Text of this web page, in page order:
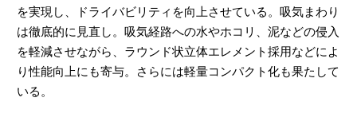
を実現し、ドライバビリティを向上させている。吸気まわり
は徹底的に見直し。吸気経路への水やホコリ、泥などの侵入
を軽減させながら、ラウンド状立体エレメント採用などによ
り性能向上にも寄与。さらには軽量コンパクト化も果たして
いる。